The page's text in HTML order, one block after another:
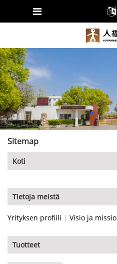
Sitemap
Koti
Tietoja meistä
Yrityksen profiili | Visio ja missio
Tuotteet